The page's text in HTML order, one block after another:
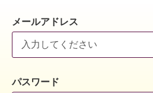
メールアドレス
パスワード